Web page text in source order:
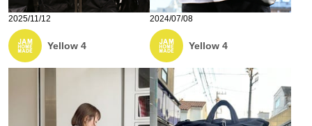
2025/11/12
Yellow 4
2024/07/08
Yellow 4